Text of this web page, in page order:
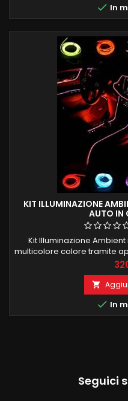
 In
KIT ILLUMINAZIONE
AUTO IN
Kit Illuminazione
multicolore colore tramite
composte de 100 led
illuminazione e si
composto da: 4 strisce
4 tappetini piedi 1 cruscotto

 In
Seguici